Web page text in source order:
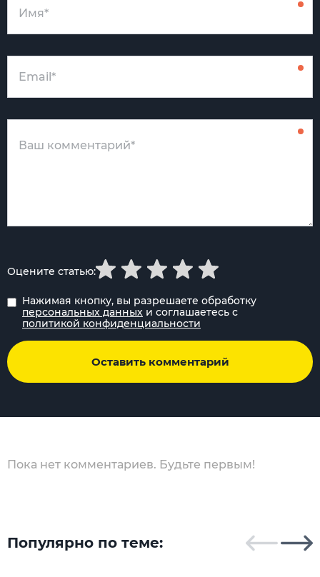
Нажимая кнопку, вы разрешаете обработку
персональных данных и соглашаетесь с
политикой конфиденциальности
Оставить комментарий
Оцените статью:
Пока нет комментариев. Будьте первым!
Популярно по теме: